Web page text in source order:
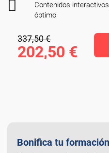
Contenidos
óptimo
337,50 €
202,50 €
Bonifica tu formación